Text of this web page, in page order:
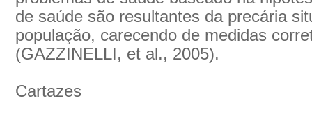
de saúde são resultantes da precária
população, carecendo de medidas
(GAZZINELLI, et al., 2005).
Cartazes